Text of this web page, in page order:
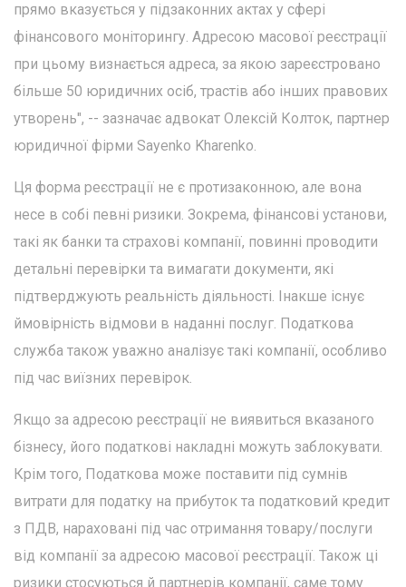
прямо вказується у підзаконних актах у сфері
фінансового моніторингу. Адресою масової реєстрації
при цьому визнається адреса, за якою зареєстровано
більше 50 юридичних осіб, трастів або інших правових
утворень", -- зазначає адвокат Олексій Колток, партнер
юридичної фірми Sayenko Kharenko.
Ця форма реєстрації не є протизаконною, але вона
несе в собі певні ризики. Зокрема, фінансові установи,
такі як банки та страхові компанії, повинні проводити
детальні перевірки та вимагати документи, які
підтверджують реальність діяльності. Інакше існує
ймовірність відмови в наданні послуг. Податкова
служба також уважно аналізує такі компанії, особливо
під час виїзних перевірок.
Якщо за адресою реєстрації не виявиться вказаного
бізнесу, його податкові накладні можуть заблокувати.
Крім того, Податкова може поставити під сумнів
витрати для податку на прибуток та податковий кредит
з ПДВ, нараховані під час отримання товару/послуги
від компанії за адресою масової реєстрації. Також ці
ризики стосуються й партнерів компанії, саме тому